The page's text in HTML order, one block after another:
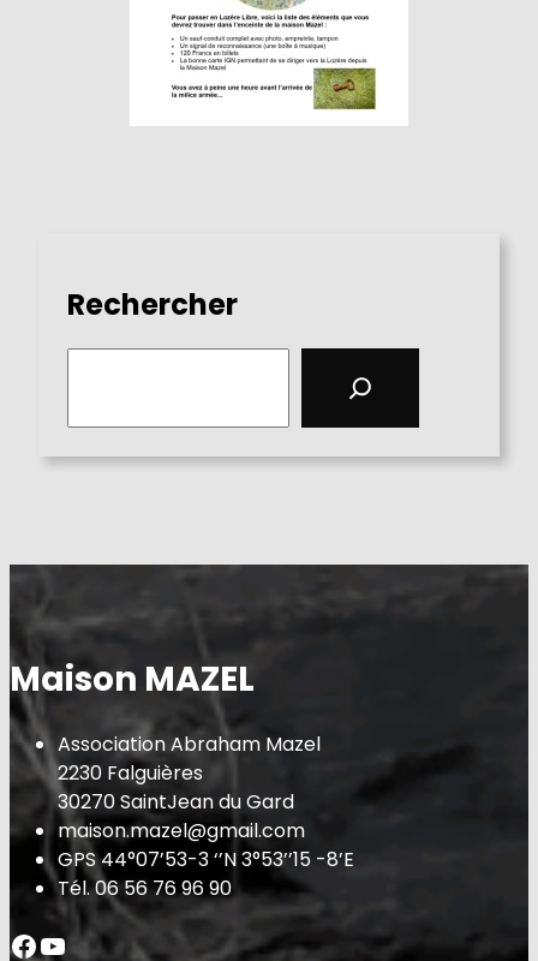
Rechercher
Maison MAZEL
Association Abraham Mazel
2230 Falguières
30270 SaintJean du Gard
maison.mazel@gmail.com
GPS 44°07’53-3 ‘’N 3°53’’15 -8’E
Tél. 06 56 76 96 90
Facebook YouTube